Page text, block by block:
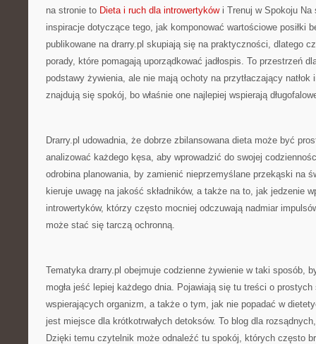
na stronie to Dieta i ruch dla introwertykówi Trenuj w Spokoju Na
inspiracje dotyczące tego, jak komponować wartościowe posiłki
publikowane na drarry.pl skupiają się na praktyczności, dlatego
porady, które pomagają uporządkować jadłospis. To przestrzeń
podstawy żywienia, ale nie mają ochoty na przytłaczający natłok
znajdują się spokój, bo właśnie one najlepiej wspierają
Drarry.pl udowadnia, że dobrze zbilansowana dieta może być
analizować każdego kęsa, aby wprowadzić do swojej
odrobina planowania, by zamienić nieprzemyślane przekąski na
kieruje uwagę na jakość składników, a także na to, jak jedzenie
introwertyków, którzy często mocniej odczuwają nadmiar
może stać się tarczą ochronną.
Tematyka drarry.pl obejmuje codzienne żywienie w taki sposób,
mogła jeść lepiej każdego dnia. Pojawiają się tu treści o
wspierających organizm, a także o tym, jak nie popadać w
jest miejsce dla krótkotrwałych detoksów. To blog dla
Dzięki temu czytelnik może odnaleźć tu spokój, których często